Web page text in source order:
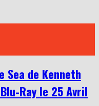
Sea de Kenneth
Ray le 25 Avril